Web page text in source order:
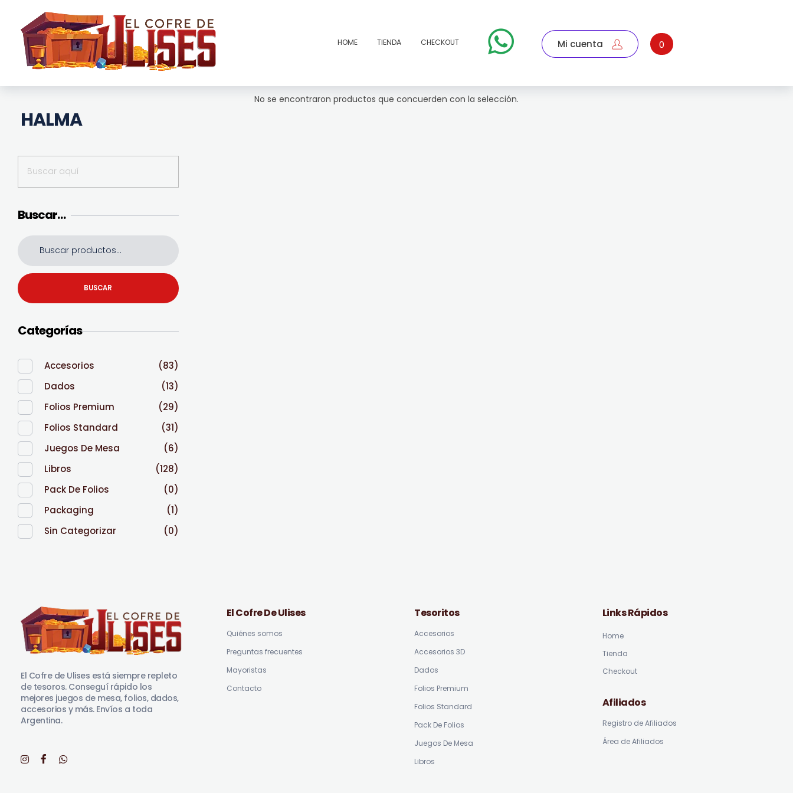
HOME TIENDA CHECKOUT Mi cuenta 0
HALMA
No se encontraron productos que concuerden con la selección.
Buscar…
BUSCAR
Categorías
Accesorios
(83)
Dados
(13)
Folios Premium
(29)
Folios Standard
(31)
Juegos De Mesa
(6)
Libros
(128)
Pack De Folios
(0)
Packaging
(1)
Sin Categorizar
(0)
El Cofre de Ulises está siempre repleto
de tesoros. Conseguí rápido los
mejores juegos de mesa, folios, dados,
accesorios y más. Envíos a toda
Argentina.
El Cofre De Ulises
Quiénes somos
Preguntas frecuentes
Mayoristas
Contacto
Tesoritos
Accesorios
Accesorios 3D
Dados
Folios Premium
Folios Standard
Pack De Folios
Juegos De Mesa
Libros
Links Rápidos
Home
Tienda
Checkout
Afiliados
Registro de Afiliados
Área de Afiliados